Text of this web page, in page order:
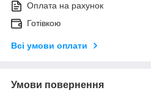
Оплата на рахунок
Готівкою
Всі умови оплати
Умови повернення